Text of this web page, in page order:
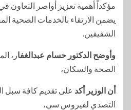
مؤكداً أهمية تعزيز أواصر التعاون
يضمن الارتقاء بالخدمات الصحية
الشقيقين.
وأوضح الدكتور حسام عبدالغفار،
الصحة والسكان،
أن الوزير أكد على تقديم كافة سبل
التصدي لفيروس سي،